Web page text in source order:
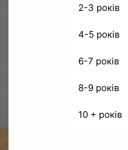
2-3 років
4-5 років
6-7 років
8-9 років
10 + років